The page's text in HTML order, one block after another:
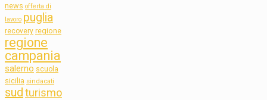
news offerta di
lavoro puglia
recovery regione
regione
campania
salerno scuola
sicilia sindacati
sudturismo